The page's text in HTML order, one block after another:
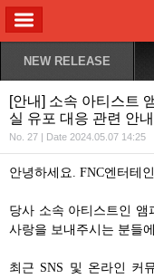
NEW RELEASE
[안내] 소속 아티스트
실 유포 대응 관련 안
No. 27 | Date 2024.05.07 14:25
안녕하세요. FNC엔터테
당사 소속 아티스트인 앰
사랑을 보내주시는 분들
최근 SNS 및 온라인 커